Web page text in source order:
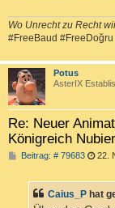
Wo Unrecht zu Recht
#FreeBaud #FreeDoğru
Potus
AsterIX
Re: Neuer
Königreich
Beitrag: # 79683B
r
22.
Caius_P hat